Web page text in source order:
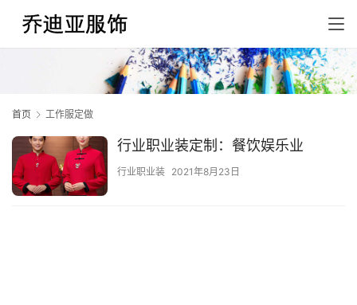
首页 工作服定做
行业职业装定制：餐饮娱乐业
行业职业装 2021年8月23日